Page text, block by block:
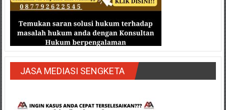
Jakarta
Karawang/
Barat/
Lampung
Timur/Lampung/
Bengkulu/
JASA MEDIASI SENGKETA